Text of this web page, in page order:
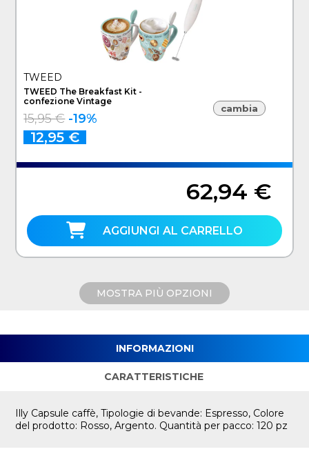
TWEED
TWEED The Breakfast Kit -
confezione Vintage
15,95 € -19%
12,95 €
cambia
62,94 €
AGGIUNGI AL CARRELLO
MOSTRA PIÙ OPZIONI
INFORMAZIONI
CARATTERISTICHE
Illy Capsule caffè, Tipologie di bevande: Espresso, Colore
del prodotto: Rosso, Argento. Quantità per pacco: 120 pz